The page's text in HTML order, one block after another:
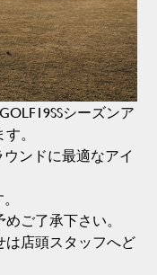
シーズンア
。
ンドに最適なアイ
ご了承下さい。
は店頭スタッフへど